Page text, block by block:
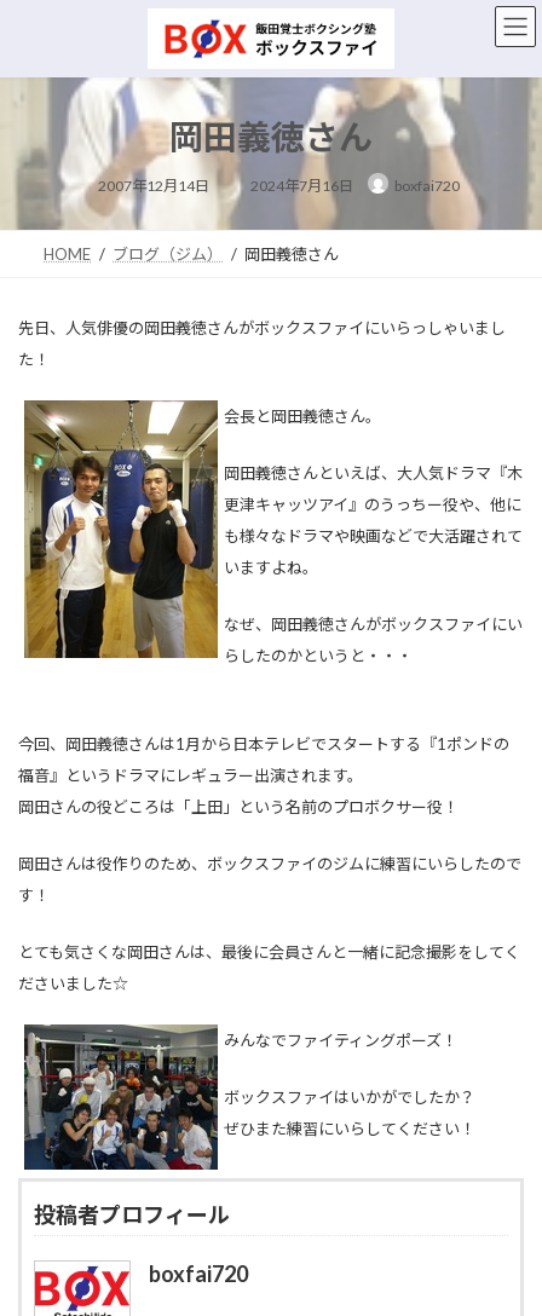
ン
プ
ー
動
岡田義徳さん
2007年12月14日
終
日
時
:
2024年7月16日 boxfai720
HOME ブログ（ジム） 岡田義徳さん
先日、人気俳優の岡田義徳さんがボックスファイにいらっしゃいまし
た！
会長と岡田義徳さん。
岡田義徳さんといえば、大人気ドラマ『木
更津キャッツアイ』のうっちー役や、他に
も様々なドラマや映画などで大活躍されて
いますよね。
なぜ、岡田義徳さんがボックスファイにい
らしたのかというと・・・
今回、岡田義徳さんは1月から日本テレビでスタートする『1ポンドの
福音』というドラマにレギュラー出演されます。
岡田さんの役どころは「上田」という名前のプロボクサー役！
岡田さんは役作りのため、ボックスファイのジムに練習にいらしたので
す！
とても気さくな岡田さんは、最後に会員さんと一緒に記念撮影をしてく
ださいました☆
みんなでファイティングポーズ！
ボックスファイはいかがでしたか？
ぜひまた練習にいらしてください！
投稿者プロフィール
boxfai720